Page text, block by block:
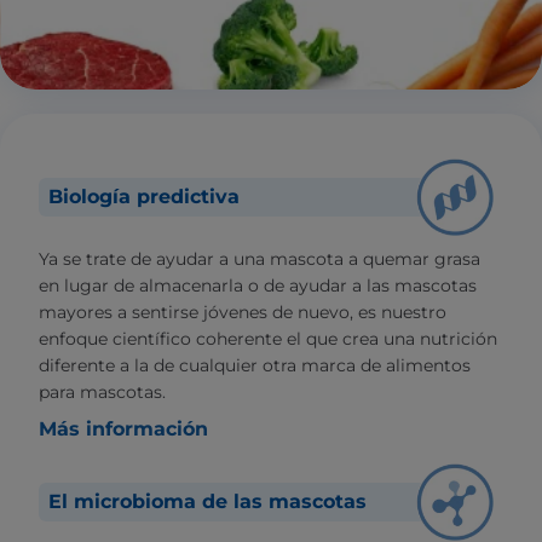
Biología predictiva
Ya se trate de ayudar a una mascota a quemar grasa
en lugar de almacenarla o de ayudar a las mascotas
mayores a sentirse jóvenes de nuevo, es nuestro
enfoque científico coherente el que crea una nutrición
diferente a la de cualquier otra marca de alimentos
para mascotas.
Más información
El microbioma de las mascotas